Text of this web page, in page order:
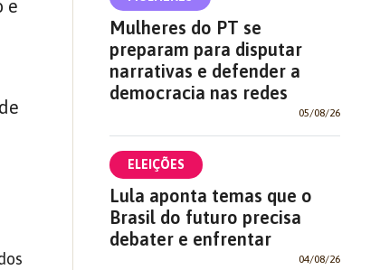
e
Mulheres do PT se
preparam para disputar
narrativas e defender a
democracia nas redes
05/08/26
ELEIÇÕES
Lula aponta temas que o
Brasil do futuro precisa
debater e enfrentar
04/08/26